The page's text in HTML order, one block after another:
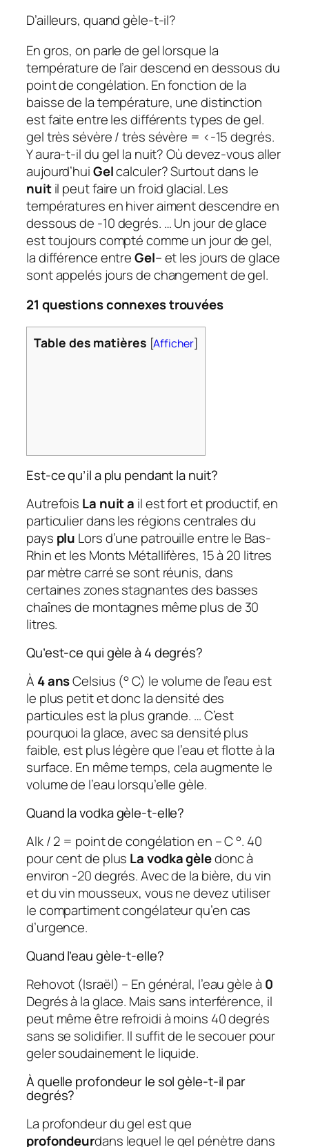
D’ailleurs, quand gèle-t-il?
En gros, on parle de gel lorsque la
température de l’air descend en dessous du
point de congélation. En fonction de la
baisse de la température, une distinction
est faite entre les différents types de gel.
gel très sévère / très sévère = <-15 degrés.
Y aura-t-il du gel la nuit? Où devez-vous aller
aujourd’huiGelcalculer? Surtout dans le
nuitil peut faire un froid glacial. Les
températures en hiver aiment descendre en
dessous de -10 degrés. … Un jour de glace
est toujours compté comme un jour de gel,
la différence entreGel– et les jours de glace
sont appelés jours de changement de gel.
21 questions connexes trouvées
Table des matières [Afficher]
Est-ce qu’il a plu pendant la nuit?
Autrefois La nuit a il est fort et productif, en
particulier dans les régions centrales du
pays plu Lors d’une patrouille entre le Bas-
Rhin et les Monts Métallifères, 15 à 20 litres
par mètre carré se sont réunis, dans
certaines zones stagnantes des basses
chaînes de montagnes même plus de 30
litres.
Qu’est-ce qui gèle à 4 degrés?
À 4 ansCelsius (° C) le volume de l’eau est
le plus petit et donc la densité des
particules est la plus grande. … C’est
pourquoi la glace, avec sa densité plus
faible, est plus légère que l’eau et flotte à la
surface. En même temps, cela augmente le
volume de l’eau lorsqu’elle gèle.
Quand la vodka gèle-t-elle?
Alk / 2 = point de congélation en – C °. 40
pour cent de plus La vodka gèledonc à
environ -20 degrés. Avec de la bière, du vin
et du vin mousseux, vous ne devez utiliser
le compartiment congélateur qu’en cas
d’urgence.
Quand l’eau gèle-t-elle?
Rehovot (Israël) – En général, l’eau gèle à 0
Degrés à la glace. Mais sans interférence, il
peut même être refroidi à moins 40 degrés
sans se solidifier. Il suffit de le secouer pour
geler soudainement le liquide.
À quelle profondeur le sol gèle-t-il par
degrés?
La profondeur du gel est que
profondeurdans lequel le gel pénètre dans